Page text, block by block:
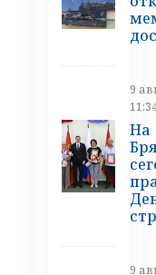
9
На
9